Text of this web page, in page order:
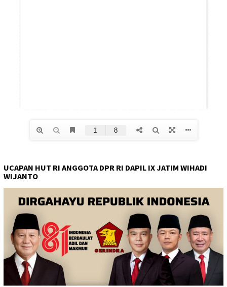
UCAPAN HUT RI ANGGOTA DPR RI DAPIL IX JATIM WIHADI
WIJANTO